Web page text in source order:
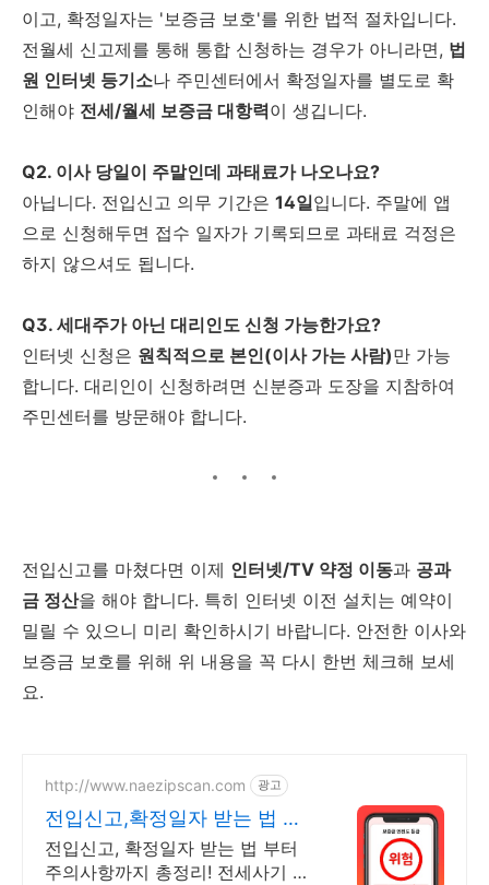
이고, 확정일자는 '보증금 보호'를 위한 법적 절차입니다.
전월세 신고제를 통해 통합 신청하는 경우가 아니라면, 법
원 인터넷 등기소나 주민센터에서 확정일자를 별도로 확
인해야 전세/월세 보증금 대항력이 생깁니다.
Q2. 이사 당일이 주말인데 과태료가 나오나요?
아닙니다. 전입신고 의무 기간은 14일입니다. 주말에 앱
으로 신청해두면 접수 일자가 기록되므로 과태료 걱정은
하지 않으셔도 됩니다.
Q3. 세대주가 아닌 대리인도 신청 가능한가요?
인터넷 신청은 원칙적으로 본인(이사 가는 사람)만 가능
합니다. 대리인이 신청하려면 신분증과 도장을 지참하여
주민센터를 방문해야 합니다.
전입신고를 마쳤다면 이제 인터넷/TV 약정 이동과 공과
금 정산을 해야 합니다. 특히 인터넷 이전 설치는 예약이
밀릴 수 있으니 미리 확인하시기 바랍니다. 안전한 이사와
보증금 보호를 위해 위 내용을 꼭 다시 한번 체크해 보세
요.
http://www.naezipscan.com 광고
전입신고,확정일자 받는 법 보
다 안전한 주거생활을 위해
전입신고, 확정일자 받는 법 부터
주의사항까지 총정리! 전세사기 급